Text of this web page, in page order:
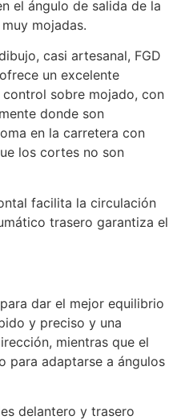
el ángulo de salida de la
mojadas.
casi artesanal, FGD
un excelente
sobre mojado, con
donde son
en la carretera con
los cortes no son
facilita la circulación
trasero garantiza el
dar el mejor equilibrio
y preciso y una
mientras que el
para adaptarse a ángulos
delantero y trasero